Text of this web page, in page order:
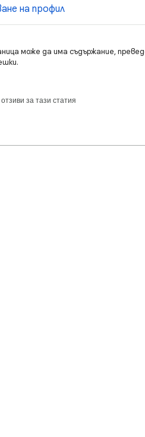
на профил
може да има съдържание,
за тази статия